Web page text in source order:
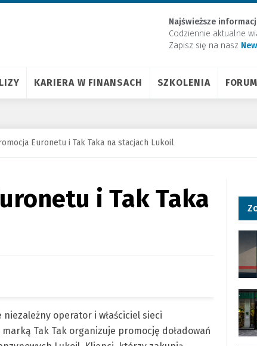
Najświeższe
Codziennie aktualne
Zapisz się na nasz
KARIERA W FINANSACH SZKOLENIA FORUM
Euronetu i Tak Taka na stacjach Lukoil
i Tak Taka
operator i właściciel sieci
Tak Tak organizuje promocję doładowań